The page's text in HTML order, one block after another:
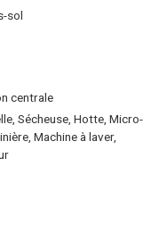
sol
centrale
Sécheuse, Hotte, Micro-
Machine à laver,